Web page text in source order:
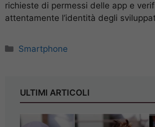
richieste di permessi delle app e
attentamente l’identità degli
Categorie
Smartphone
ULTIMI ARTICOLI